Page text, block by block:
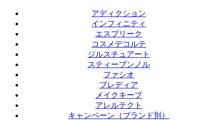
アディクション
インフィニティ
エスプリーク
コスメデコルテ
ジルスチュアート
スティーブンノル
ファシオ
プレディア
メイクキープ
アレルテクト
キャンペーン（ブランド別）